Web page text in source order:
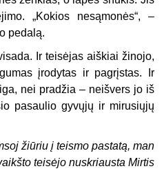
„Kokios nesąmonės“, –
pedalą.
Ir teisėjas aiškiai žinojo,
įrodytas ir pagrįstas. Ir
nei pradžia – neišvers jo iš
pasaulio gyvųjų ir mirusiųjų
žiūriu į teismo pastatą, man
teisėjo nuskriausta Mirtis